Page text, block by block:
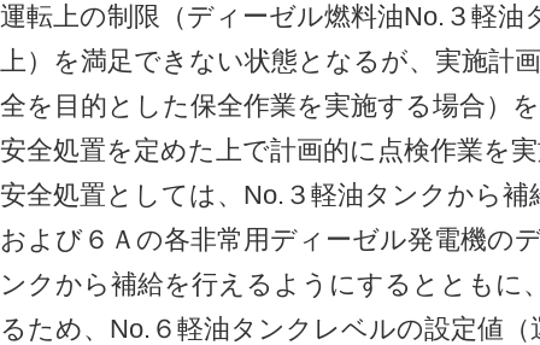
運転上の制限（ディーゼル燃料油No.３軽油
上）を満足できない状態となるが、実施計
全を目的とした保全作業を実施する場合）
安全処置を定めた上で計画的に点検作業を
安全処置としては、No.３軽油タンクから
および６Ａの各非常用ディーゼル発電機の
ンクから補給を行えるようにするとともに
るため、No.６軽油タンクレベルの設定値（